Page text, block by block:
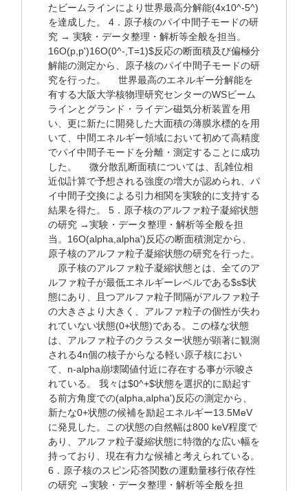
たビームラインにより世界最高分解能(4x10^-5^)
を達成した。 4．原子核のパイ中間子モードの研
究 → 実験・データ整理・解析等全般を担当。
16O(p,p')16O(0^-,T=1)$反応の断面積及び偏極分
解能の測定から、原子核のパイ中間子モードの研
究を行った。 世界最高のエネルギー分解能を
有する大阪大学核物理研究センターのWSビーム
ラインとグランド・ライデン磁気分析装置を用
い、更に新たに開発した大面積の薄膜氷標的を用
いて、中間エネルギー領域において初めて高精度
でパイ中間子モードを分離・測定することに成功
した。 微分散乱断面積については、乱雑位相
近似計算で予想される強度の増大が認められ、パ
イ中間子交換による引力相関を実験的に支持する
結果を得た。 5．原子核のアルファ粒子凝縮状態
の研究 →実験・データ整理・解析等全般を担
当。16O(alpha,alpha')反応の断面積測定から、
原子核のアルファ粒子凝縮状態の研究を行った。
原子核のアルファ粒子凝縮状態とは、全てのア
ルファ粒子が最低エネルギーレベルである$s$状
態にあり、且つアルファ粒子間隔がアルファ粒子
の大きさより大きく、アルファ粒子の個性が失わ
れていない状態(0+状態)である。この様な状態
は、アルファ粒子のクラスター状態が顕著に観測
される4n個の核子からなる軽い原子核におい
て、n-alpha崩壊閾値付近に存在する事が示唆さ
れている。 我々は$0^+$状態を選択的に励起す
る前方角度での(alpha,alpha')反応の測定から、
新たな0+状態の候補を励起エネルギー13.5MeV
に発見した。この状態の自然幅は800 keV程度で
あり、アルファ粒子凝縮状態に特徴的な広い幅を
持っており、現在有力な候補と考えられている。
6．原子核のスピン応答関数の運動量移行依存性
の研究 →実験・データ整理・解析等全般を担